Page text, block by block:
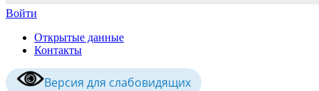
Войти
Открытые данные
Контакты
Версия для слабовидящих